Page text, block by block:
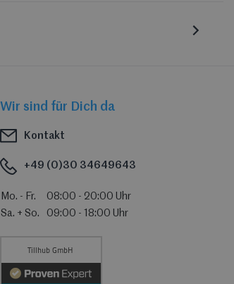
Wir sind für Dich da
Kontakt
+49 (0)30 34649643
Mo. - Fr.
08:00 - 20:00 Uhr
Sa. + So.
09:00 - 18:00 Uhr